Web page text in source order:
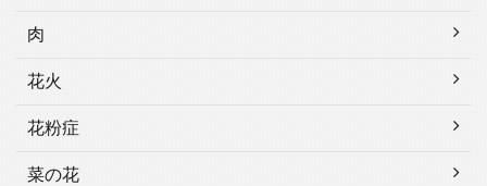
肉
花火
花粉症
菜の花